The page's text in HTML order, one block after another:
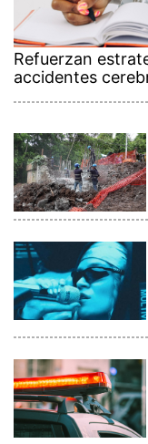
Refuerzan
accidentes